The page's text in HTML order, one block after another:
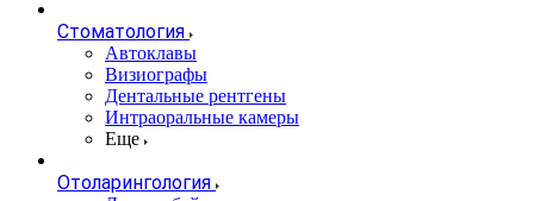
Стоматология
Автоклавы
Визиографы
Дентальные рентгены
Интраоральные камеры
Еще
Отоларингология